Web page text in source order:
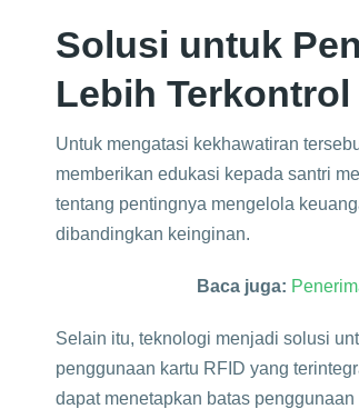
Solusi untuk
Lebih Terkontrol
Untuk mengatasi kekhawatiran
memberikan edukasi kepada santri
tentang pentingnya mengelola
dibandingkan keinginan.
Baca juga:
Selain itu, teknologi menjadi solusi
penggunaan kartu RFID yang
dapat menetapkan batas